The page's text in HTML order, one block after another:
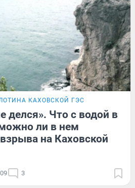
КАХОВСКОЙ ГЭС
делся». Что с водой в
ли в нем
на Каховской
3